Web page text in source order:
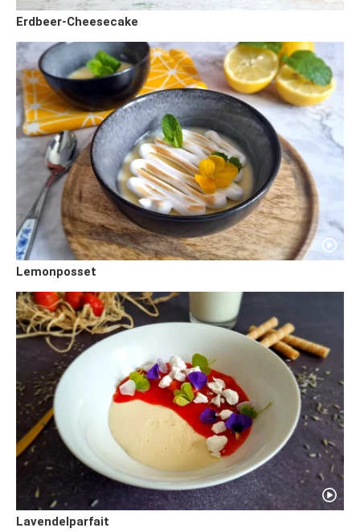
Erdbeer-Cheesecake
Lemonposset
Lavendelparfait